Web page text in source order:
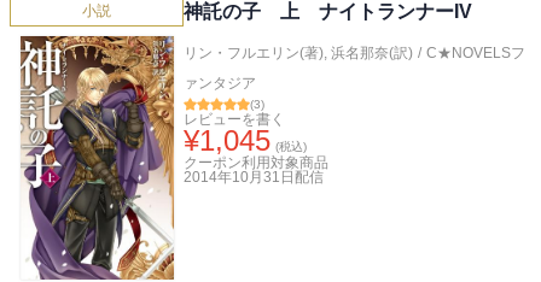
小説 神託の子 上 ナイトランナーIV
リン・フルエリン(著), 浜名那奈(訳) / C★NOVELSフ
ァンタジア
(3)
レビューを書く
¥1,045 (税込)
クーポン利用対象商品
2014年10月31日 配信